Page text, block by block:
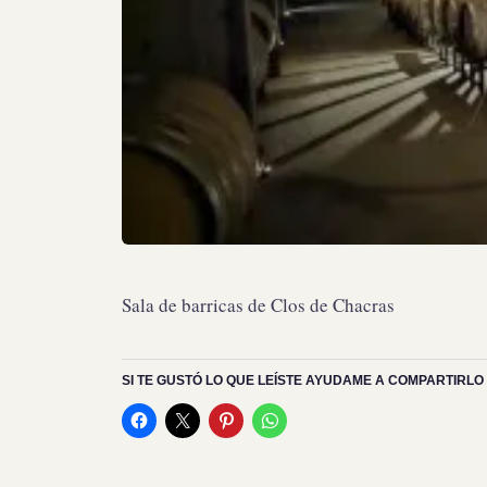
Sala de barricas de Clos de Chacras
SI TE GUSTÓ LO QUE LEÍSTE AYUDAME A COMPARTIRLO